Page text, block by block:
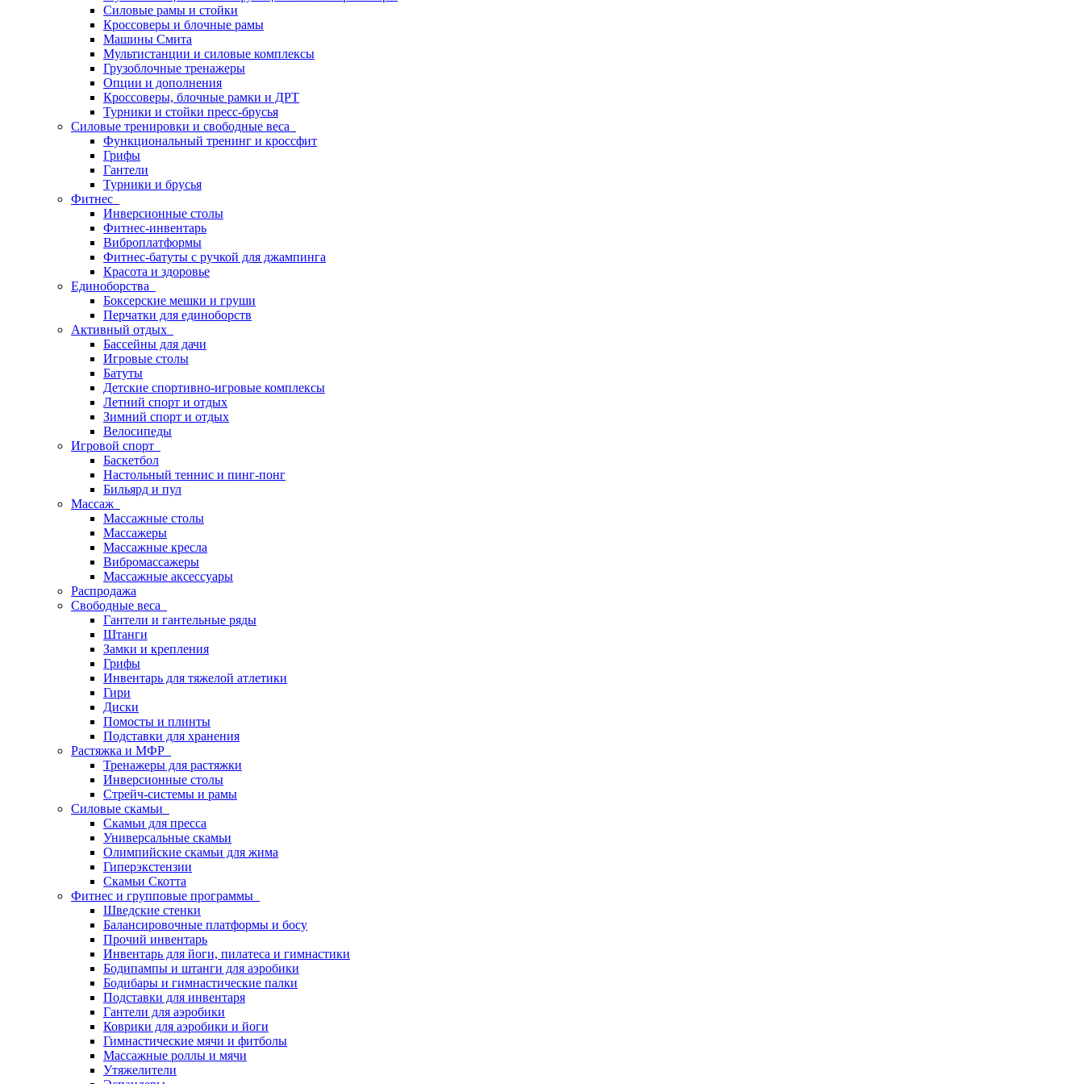
Силовые рамы и стойки
Кроссоверы и блочные рамы
Машины Смита
Мультистанции и силовые комплексы
Грузоблочные тренажеры
Опции и дополнения
Кроссоверы, блочные рамки и ДРТ
Турники и стойки пресс-брусья
Силовые тренировки и свободные веса
Функциональный тренинг и кроссфит
Грифы
Гантели
Турники и брусья
Фитнес
Инверсионные столы
Фитнес-инвентарь
Виброплатформы
Фитнес-батуты с ручкой для джампинга
Красота и здоровье
Единоборства
Боксерские мешки и груши
Перчатки для единоборств
Активный отдых
Бассейны для дачи
Игровые столы
Батуты
Детские спортивно-игровые комплексы
Летний спорт и отдых
Зимний спорт и отдых
Велосипеды
Игровой спорт
Баскетбол
Настольный теннис и пинг-понг
Бильярд и пул
Массаж
Массажные столы
Массажеры
Массажные кресла
Вибромассажеры
Массажные аксессуары
Распродажа
Свободные веса
Гантели и гантельные ряды
Штанги
Замки и крепления
Грифы
Инвентарь для тяжелой атлетики
Гири
Диски
Помосты и плинты
Подставки для хранения
Растяжка и МФР
Тренажеры для растяжки
Инверсионные столы
Стрейч-системы и рамы
Силовые скамьи
Скамьи для пресса
Универсальные скамьи
Олимпийские скамьи для жима
Гиперэкстензии
Скамьи Скотта
Фитнес и групповые программы
Шведские стенки
Балансировочные платформы и босу
Прочий инвентарь
Инвентарь для йоги, пилатеса и гимнастики
Бодипампы и штанги для аэробики
Бодибары и гимнастические палки
Подставки для инвентаря
Гантели для аэробики
Коврики для аэробики и йоги
Гимнастические мячи и фитболы
Массажные роллы и мячи
Утяжелители